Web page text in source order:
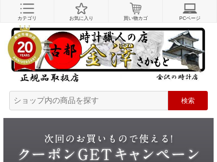
カテゴリ お気に入り 買い物カゴ PCページ